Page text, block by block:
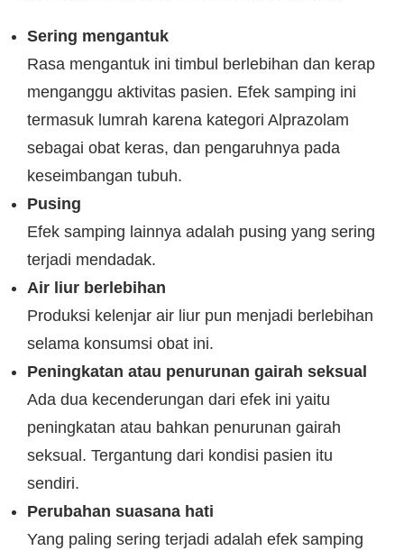
Sering mengantuk
Rasa mengantuk ini timbul berlebihan dan kerap
menganggu aktivitas pasien. Efek samping ini
termasuk lumrah karena kategori Alprazolam
sebagai obat keras, dan pengaruhnya pada
keseimbangan tubuh.
Pusing
Efek samping lainnya adalah pusing yang sering
terjadi mendadak.
Air liur berlebihan
Produksi kelenjar air liur pun menjadi berlebihan
selama konsumsi obat ini.
Peningkatan atau penurunan gairah seksual
Ada dua kecenderungan dari efek ini yaitu
peningkatan atau bahkan penurunan gairah
seksual. Tergantung dari kondisi pasien itu
sendiri.
Perubahan suasana hati
Yang paling sering terjadi adalah efek samping